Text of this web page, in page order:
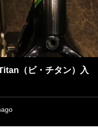
（ビ・チタン）入